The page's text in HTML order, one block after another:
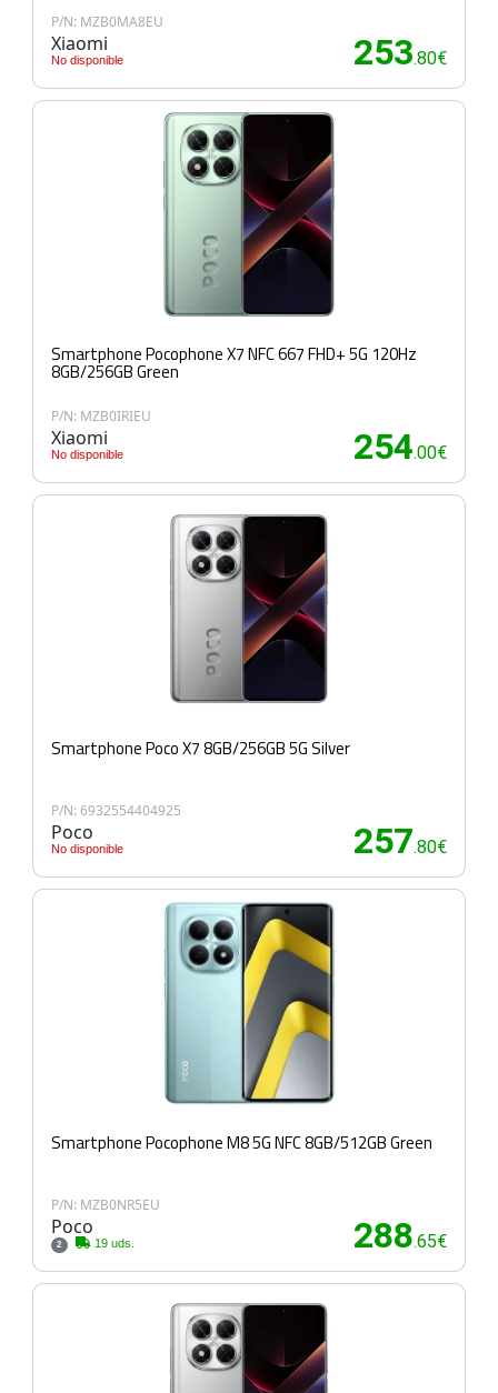
P/N: MZB0MA8EU
Xiaomi
No disponible 253.80€
Smartphone Pocophone X7 NFC 667 FHD+ 5G 120Hz
8GB/256GB Green
P/N: MZB0IRIEU
Xiaomi
No disponible 254.00€
Smartphone Poco X7 8GB/256GB 5G Silver
P/N: 6932554404925
Poco
No disponible 257.80€
Smartphone Pocophone M8 5G NFC 8GB/512GB Green
P/N: MZB0NR5EU
Poco
2 19 uds. 288.65€